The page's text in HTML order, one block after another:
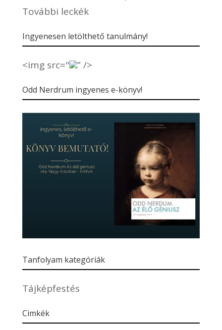
További leckék
Ingyenesen letölthető tanulmány!
<img src=" ” />
Odd Nerdrum ingyenes e-könyv!
Tanfolyam kategóriák
Tájképfestés
Cimkék